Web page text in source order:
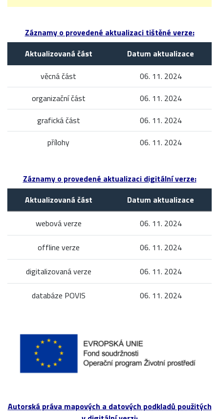
Záznamy o provedené aktualizaci tištěné verze:
Aktualizovaná část
Datum aktualizace
věcná část
06. 11. 2024
organizační část
06. 11. 2024
grafická část
06. 11. 2024
přílohy
06. 11. 2024
Záznamy o provedené aktualizaci digitální verze:
Aktualizovaná část
Datum aktualizace
webová verze
06. 11. 2024
offline verze 06. 11. 2024
digitalizovaná verze 06. 11. 2024
databáze POVIS 06. 11. 2024
Autorská práva mapových a datových podkladů použitých